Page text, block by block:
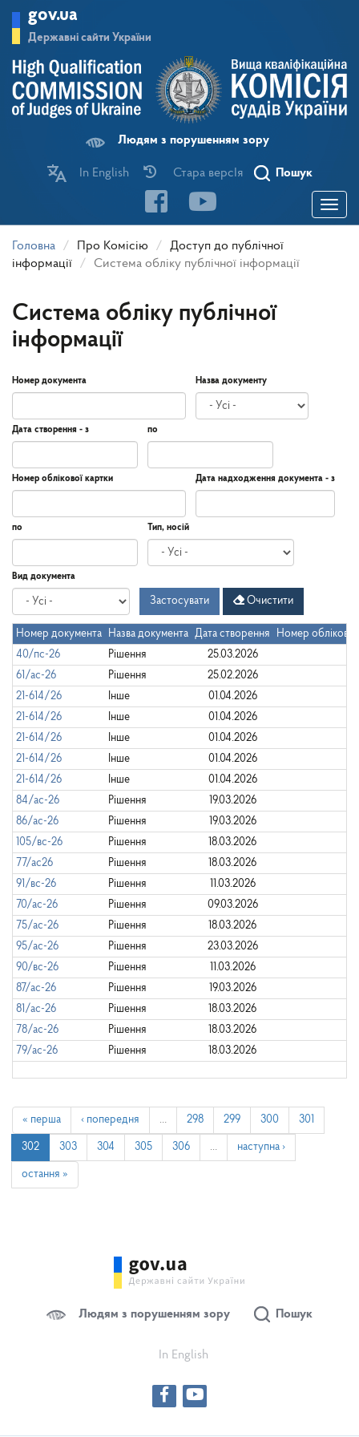
основного
матеріалу
gov.ua
Державні сайти України
Людям з порушенням зору
In English Стара версІя Пошук
Toggle
Головна Про Комісію
Доступ до публічної
інформації
Система обліку публічної інформації
Система обліку публічної
інформації
Номер документа Назва документу
Дата створення - з
Дата
Дата
створення
з
по
Номер облікової картки Дата надходження документа - з
надходження
-
по
Дата
по
Тип, носій
Вид документа
Застосувати Очистити
Номер документа Назва документа Дата створення
Номер облікової
40/пс-26
Рішення
25.03.2026
61/ас-26
Рішення
25.02.2026
21-614/26
Інше
01.04.2026
21-614/26
Інше
01.04.2026
21-614/26
Інше
01.04.2026
21-614/26
Інше
01.04.2026
21-614/26
Інше
01.04.2026
84/ас-26
Рішення
19.03.2026
86/ас-26
Рішення
19.03.2026
105/вс-26
Рішення
18.03.2026
77/ас26
Рішення
18.03.2026
91/вс-26
Рішення
11.03.2026
70/ас-26
Рішення
09.03.2026
75/ас-26
Рішення
18.03.2026
95/ас-26
Рішення
23.03.2026
90/вс-26
Рішення
11.03.2026
87/ас-26
Рішення
19.03.2026
81/ас-26
Рішення
18.03.2026
78/ас-26
Рішення
18.03.2026
79/ас-26
Рішення 18.03.2026
« перша ‹ попередня … 298 299 300 301
302 303 304 305 306 … наступна ›
остання »
Людям з порушенням зору Пошук
In English